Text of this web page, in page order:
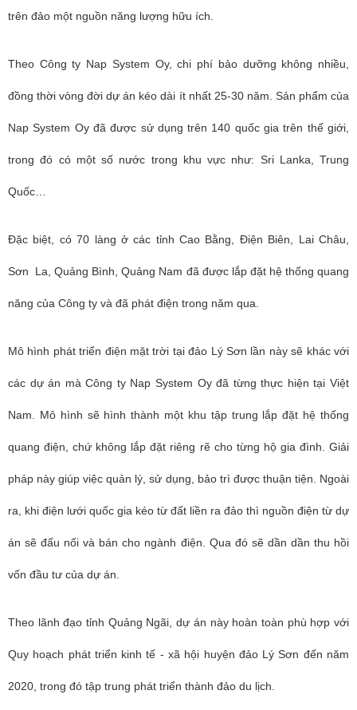
trên đảo một nguồn năng lượng hữu ích.
Theo Công ty Nap System Oy, chi phí bảo dưỡng không nhiều,
đồng thời vòng đời dự án kéo dài ít nhất 25-30 năm. Sản phẩm của
Nap System Oy đã được sử dụng trên 140 quốc gia trên thế giới,
trong đó có một số nước trong khu vực như: Sri Lanka, Trung
Quốc…
Đặc biệt, có 70 làng ở các tỉnh Cao Bằng, Điện Biên, Lai Châu,
Sơn La, Quảng Bình, Quảng Nam đã được lắp đặt hệ thống quang
năng của Công ty và đã phát điện trong năm qua.
Mô hình phát triển điện mặt trời tại đảo Lý Sơn lần này sẽ khác với
các dự án mà Công ty Nap System Oy đã từng thực hiện tại Việt
Nam. Mô hình sẽ hình thành một khu tập trung lắp đặt hệ thống
quang điện, chứ không lắp đặt riêng rẽ cho từng hộ gia đình. Giải
pháp này giúp việc quản lý, sử dụng, bảo trì được thuận tiện. Ngoài
ra, khi điện lưới quốc gia kéo từ đất liền ra đảo thì nguồn điện từ dự
án sẽ đấu nối và bán cho ngành điện. Qua đó sẽ dần dần thu hồi
vốn đầu tư của dự án.
Theo lãnh đạo tỉnh Quảng Ngãi, dự án này hoàn toàn phù hợp với
Quy hoạch phát triển kinh tế - xã hội huyện đảo Lý Sơn đến năm
2020, trong đó tập trung phát triển thành đảo du lịch.